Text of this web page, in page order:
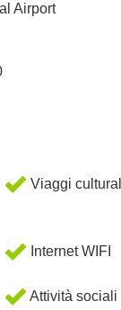
Airport
Viaggi
Internet WIFI
Attività sociali